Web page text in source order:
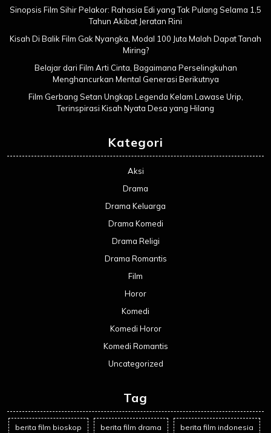
Sinopsis Film Sihir Pelakor: Rahasia Edi yang Tak Pulang Selama 1,5
Tahun Akibat Jeratan Rini
Kisah Di Balik Film Gak Nyangka, Modal 100 Juta Malah Dapat Tanah
Miring?
Belajar dari Film Arti Cinta, Bagaimana Perselingkuhan
Menghancurkan Mental Generasi Berikutnya
Film Gerbang Setan Ungkap Legenda Kelam Lawase Urip,
Terinspirasi Kisah Nyata Desa yang Hilang
Kategori
Aksi
Drama
Drama Keluarga
Drama Komedi
Drama Religi
Drama Romantis
Film
Horor
Komedi
Komedi Horor
Komedi Romantis
Uncategorized
Tag
berita film bioskop berita film drama berita film indonesia